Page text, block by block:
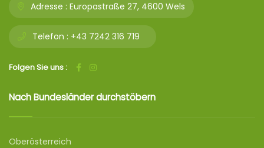
Adresse : Europastraße 27, 4600 Wels
Telefon : +43 7242 316 719
Folgen Sie uns :
Nach Bundesländer durchstöbern
Oberösterreich